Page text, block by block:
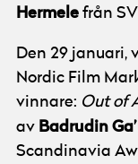
Hermele från
Den 29 januari,
Nordic Film
vinnare: Out of
av Badrudin
Scandinavia